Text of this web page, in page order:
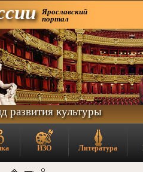
Ярославский
портал
развития культуры
ИЗО Литература